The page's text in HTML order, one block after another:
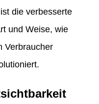
die verbesserte
und Weise, wie
Verbraucher